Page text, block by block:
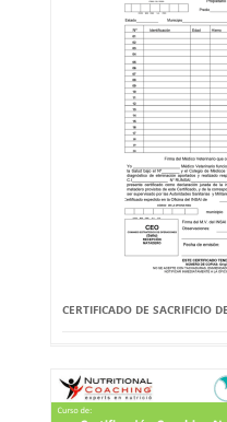
CERTIFICADO DE SACRIFICIO